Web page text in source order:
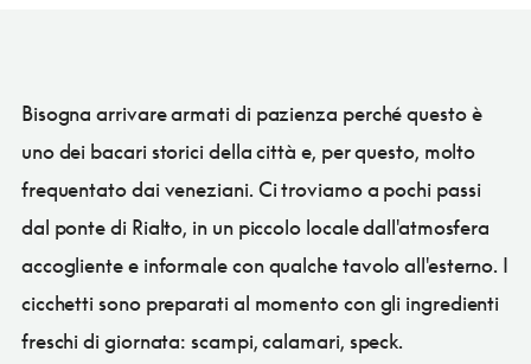
Bisogna arrivare armati di pazienza perché questo è
uno dei bacari storici della città e, per questo, molto
frequentato dai veneziani. Ci troviamo a pochi passi
dal ponte di Rialto, in un piccolo locale dall'atmosfera
accogliente e informale con qualche tavolo all'esterno. I
cicchetti sono preparati al momento con gli ingredienti
freschi di giornata: scampi, calamari, speck.